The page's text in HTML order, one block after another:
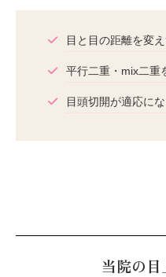
目と目の距離を変
平行二重・mix二重
目頭切開が適応に
当院の